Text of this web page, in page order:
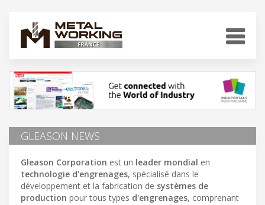
GLEASON NEWS
Gleason Corporation est un leader mondial en
technologie d'engrenages, spécialisé dans le
développement et la fabrication de systèmes de
production pour tous types d'engrenages, comprenant